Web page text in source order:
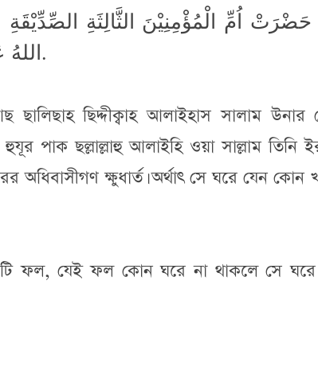
اُمِّ الْمُؤْمِنِيْنَ الثَّالِثَةِ
اللهُ عَلَيْهِ وَسَلَّمَ بَيْتٌ لَا تَمْرَ فِيْهِ جِيَاعٌ أَهْلُهٗ.
ছিদ্দীক্বাহ আলাইহাস সালাম উনার
পাক ছল্লাল্লাহু আলাইহি ওয়া সাল্লাম তিনি
ক্ষুধার্ত। অর্থাৎ সে ঘরে যেন কোন
ফল, যেই ফল কোন ঘরে না থাকলে সে